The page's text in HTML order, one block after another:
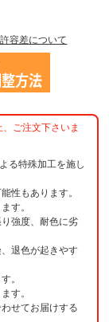
容差について
ご注文下さいま
る特殊加工を施し
性もあります。
す。
強度、耐色に劣
退色が起きやす
。
す。
せてお届けする